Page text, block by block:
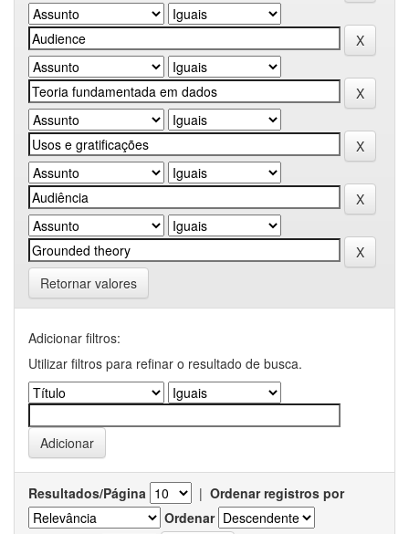
Retornar valores
Adicionar filtros:
Utilizar filtros para refinar o resultado de busca.
Resultados/Página | Ordenar registros por
Ordenar